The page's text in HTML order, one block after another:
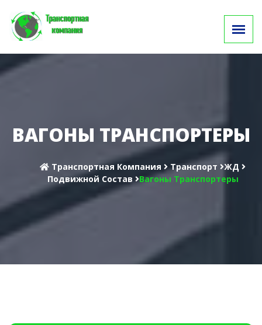
ВАГОНЫ ТРАНСПОРТЕРЫ
Транспортная Компания Транспорт
ЖД
Подвижной Состав
Вагоны Транспортеры